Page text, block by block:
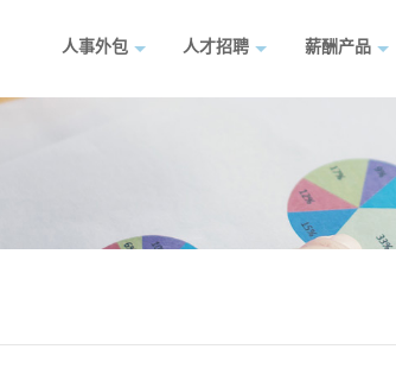
人事外包 人才招聘 薪酬产品